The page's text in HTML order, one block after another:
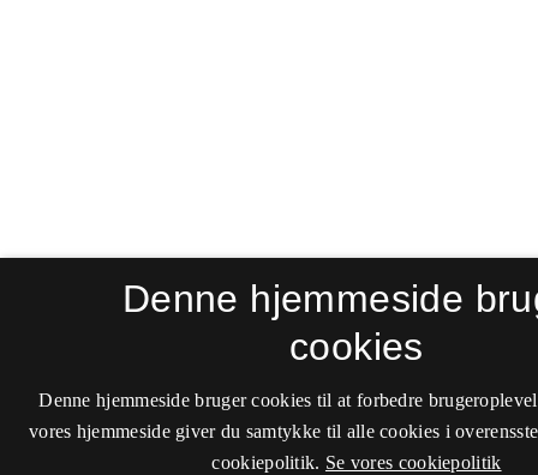
Denne hjemmeside
cookies
Denne hjemmeside bruger cookies til at forbedre
vores hjemmeside giver du samtykke til alle cookies i
cookiepolitik. Se vores cookiepolitik